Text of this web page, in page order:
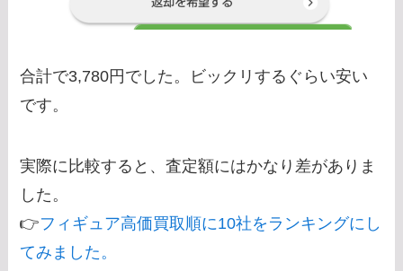
合計で3,780円でした。ビックリするぐらい安い
です。
実際に比較すると、査定額にはかなり差がありま
した。
👉フィギュア高価買取順に10社をランキングにし
てみました。